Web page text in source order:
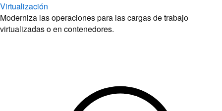
Virtualización
Moderniza las operaciones para las cargas de trabajo
virtualizadas o en contenedores.